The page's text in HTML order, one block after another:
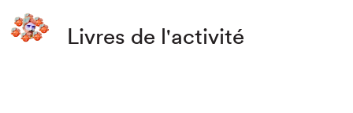
Livres de l'activité